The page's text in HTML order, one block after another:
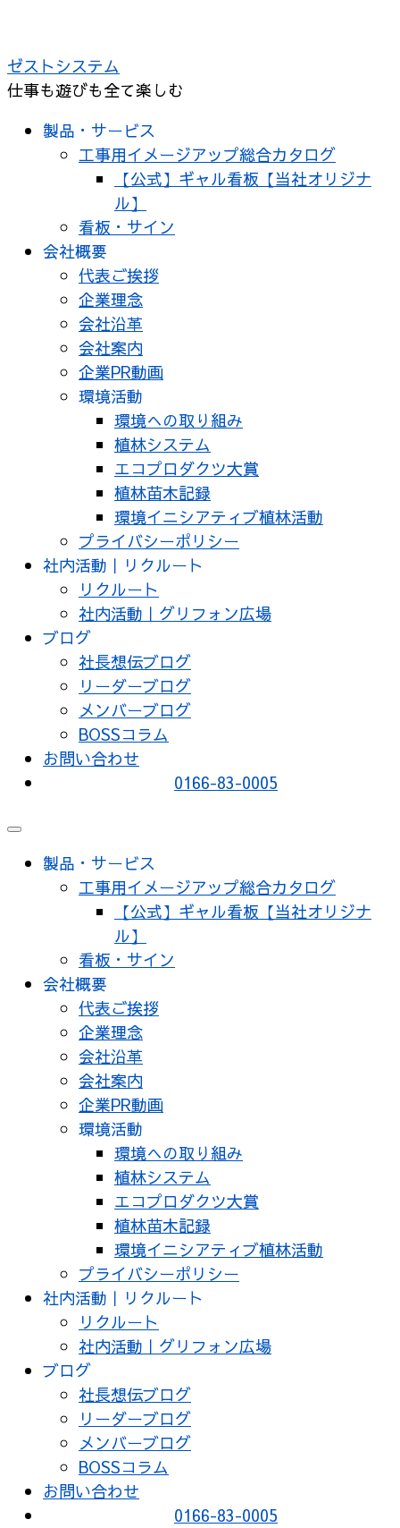
テ
ン
ゼストシステム
仕事も遊びも全て楽しむ
製品・サービス
工事用イメージアップ総合カタログ
【公式】ギャル看板【当社オリジナ
ル】
看板・サイン
会社概要
代表ご挨拶
企業理念
会社沿革
会社案内
企業PR動画
環境活動
環境への取り組み
植林システム
エコプロダクツ大賞
植林苗木記録
環境イニシアティブ植林活動
プライバシーポリシー
社内活動｜リクルート
リクルート
社内活動｜グリフォン広場
ブログ
社長想伝ブログ
リーダーブログ
メンバーブログ
BOSSコラム
お問い合わせ
0166-83-0005
メ
製品・サービス
工事用イメージアップ総合カタログ
【公式】ギャル看板【当社オリジナ
ル】
看板・サイン
会社概要
代表ご挨拶
企業理念
会社沿革
会社案内
企業PR動画
環境活動
環境への取り組み
植林システム
エコプロダクツ大賞
植林苗木記録
環境イニシアティブ植林活動
プライバシーポリシー
社内活動｜リクルート
リクルート
社内活動｜グリフォン広場
ブログ
社長想伝ブログ
リーダーブログ
メンバーブログ
BOSSコラム
お問い合わせ
0166-83-0005